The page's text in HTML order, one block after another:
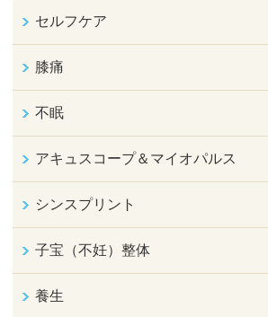
セルフケア
膝痛
不眠
アキュスコープ＆マイオパルス
シンスプリント
子宝（不妊）整体
養生